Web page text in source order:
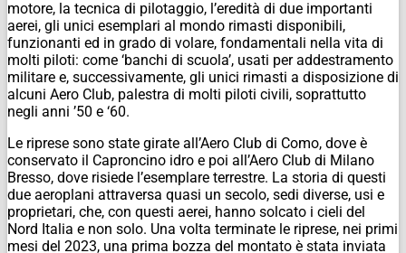
motore, la tecnica di pilotaggio, l’eredità di due importanti
aerei, gli unici esemplari al mondo rimasti disponibili,
funzionanti ed in grado di volare, fondamentali nella vita di
molti piloti: come ‘banchi di scuola’, usati per addestramento
militare e, successivamente, gli unici rimasti a disposizione di
alcuni Aero Club, palestra di molti piloti civili, soprattutto
negli anni ’50 e ‘60.
Le riprese sono state girate all’Aero Club di Como, dove è
conservato il Caproncino idro e poi all’Aero Club di Milano
Bresso, dove risiede l’esemplare terrestre. La storia di questi
due aeroplani attraversa quasi un secolo, sedi diverse, usi e
proprietari, che, con questi aerei, hanno solcato i cieli del
Nord Italia e non solo. Una volta terminate le riprese, nei primi
mesi del 2023, una prima bozza del montato è stata inviata